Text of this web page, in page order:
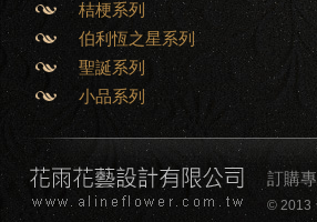
桔梗系列
伯利恆之星系列
聖誕系列
小品系列
訂購
© 2013